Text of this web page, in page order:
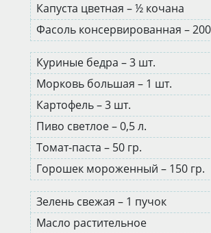
Капуста цветная – ½ кочана
Фасоль консервированная –
Куриные бедра – 3 шт.
Морковь большая – 1 шт.
Картофель – 3 шт.
Пиво светлое – 0,5 л.
Томат-паста – 50 гр.
Горошек мороженный – 150 гр.
Зелень свежая – 1 пучок
Масло растительное